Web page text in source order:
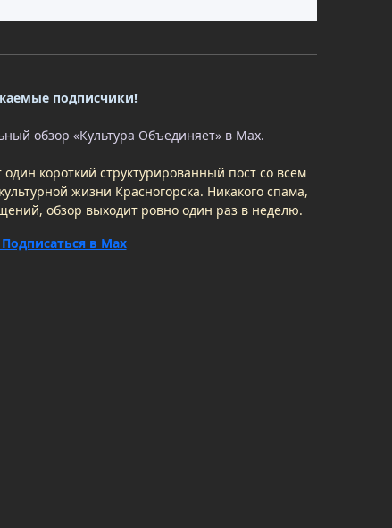
подписчики!
обзор «Культура Объединяет» в Max.
короткий структурированный пост со всем
жизни Красногорска. Никакого спама,
обзор выходит ровно один раз в неделю.
в Max